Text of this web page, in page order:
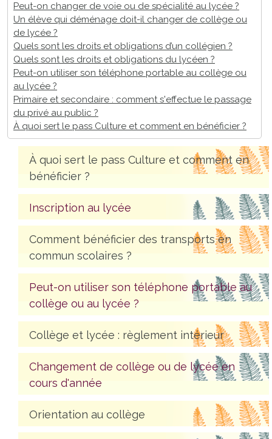
Peut-on changer de voie ou de spécialité au lycée ?
Un élève qui déménage doit-il changer de collège ou
de lycée ?
Quels sont les droits et obligations d’un collégien ?
Quels sont les droits et obligations du lycéen ?
Peut-on utiliser son téléphone portable au collège ou
au lycée ?
Primaire et secondaire : comment s'effectue le passage
du privé au public ?
À quoi sert le pass Culture et comment en bénéficier ?
À quoi sert le pass Culture et comment en
bénéficier ?
Inscription au lycée
Comment bénéficier des transports en
commun scolaires ?
Peut-on utiliser son téléphone portable au
collège ou au lycée ?
Collège et lycée : règlement intérieur
Changement de collège ou de lycée en
cours d'année
Orientation au collège